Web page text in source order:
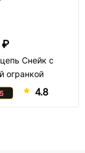
₽
Снейк с
огранкой
4.8